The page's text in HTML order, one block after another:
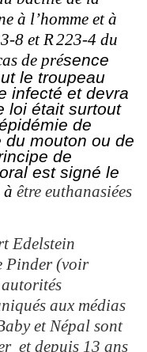
à l’homme et à
8 et R223-4 du
de présence
le troupeau
infecté et devra
loi était surtout
de
mouton ou de
de
est signé le
à être euthanasiées
Edelstein
Pinder (voir
aux médias
et Népal sont
et depuis 13 ans